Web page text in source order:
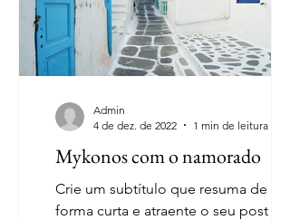
Mykonos com o namorado
Crie um subtítulo que resuma de
forma curta e atraente o seu post do
Admin
4 de dez. de 2022
1 min de leitura